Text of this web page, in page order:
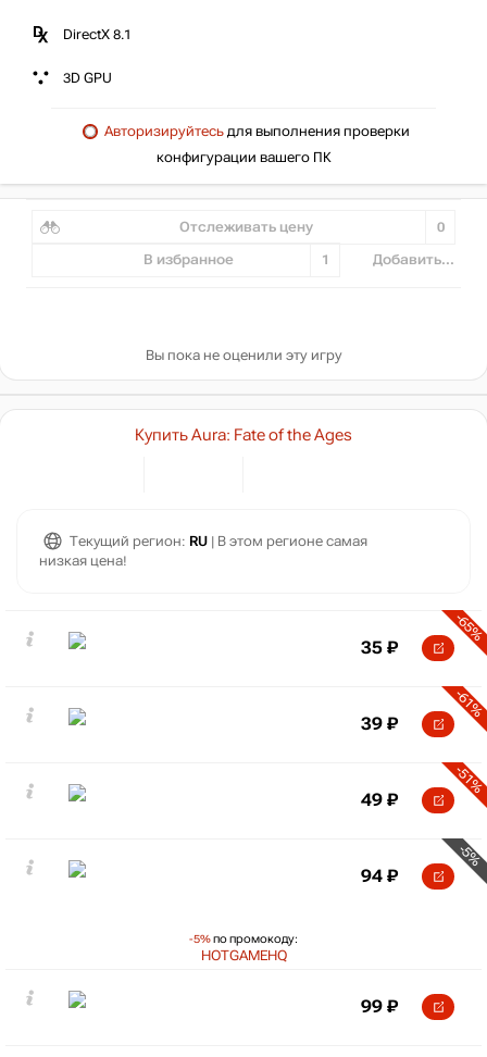
DirectX 8.1
3D GPU
Авторизируйтесь для выполнения проверки
конфигурации вашего ПК
Отслеживать цену 0
В избранное 1 Добавить...
Вы пока не оценили эту игру
Купить Aura: Fate of the Ages
Текущий регион: RU | В этом регионе самая
низкая цена!
-65%
35 ₽
-61%
39 ₽
-51%
49 ₽
-5%по промокоду:
HOTGAMEHQ
-5%
94 ₽
99 ₽